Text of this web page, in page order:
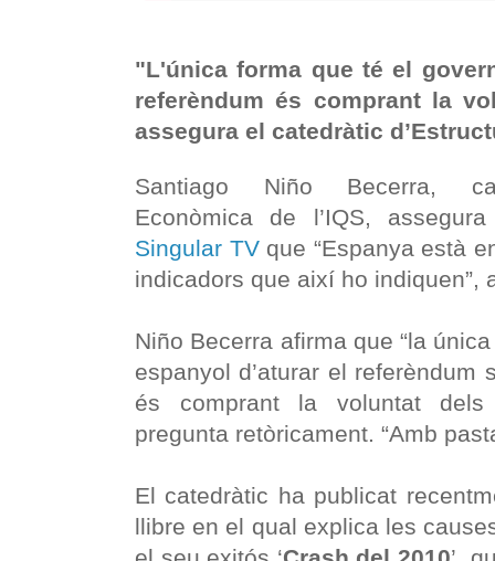
"L'única forma que té el
referèndum és comprant la
assegura el catedràtic
Santiago Niño Becerra,
Econòmica de l’IQS,
Singular TVque “Espanya està
indicadors que així ho indiquen”,
Niño Becerra afirma que “la
espanyol d’aturar el referèndum
és comprant la voluntat dels
pregunta retòricament. “Amb
El catedràtic ha publicat
llibre en el qual explica les